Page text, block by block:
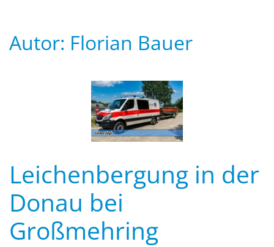
Autor: Florian Bauer
Leichenbergung in der
Donau bei
Großmehring